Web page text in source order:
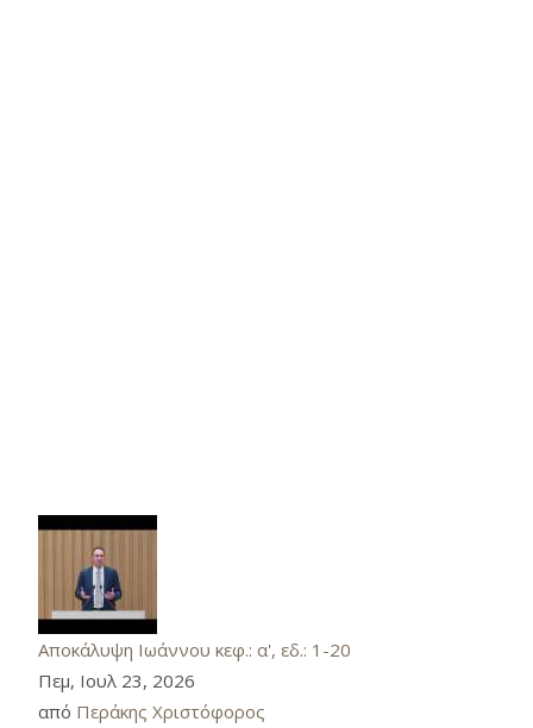
Αποκάλυψη Ιωάννου κεφ.: α', εδ.: 1-20
Πεμ, Ιουλ 23, 2026
από Περάκης Χριστόφορος